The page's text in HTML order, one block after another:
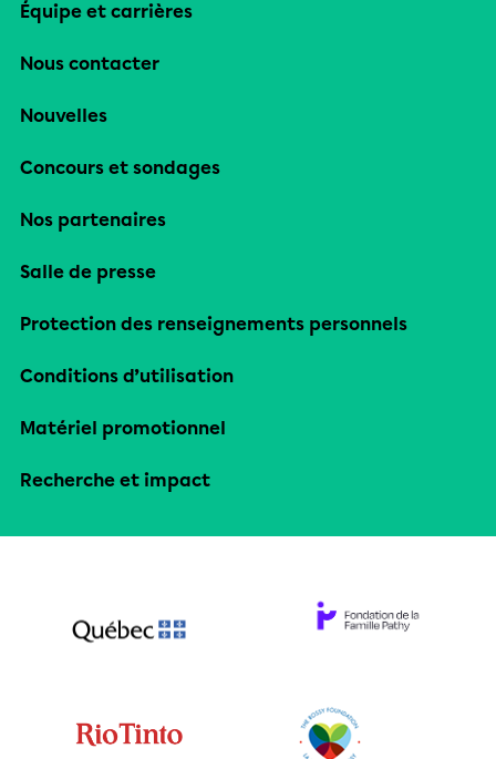
Équipe et carrières
Nous contacter
Nouvelles
Concours et sondages
Nos partenaires
Salle de presse
Protection des renseignements personnels
Conditions d’utilisation
Matériel promotionnel
Recherche et impact